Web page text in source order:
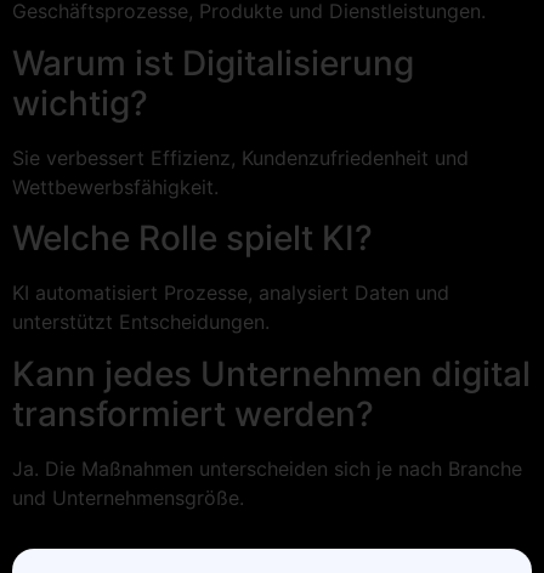
Geschäftsprozesse, Produkte und Dienstleistungen.
Warum ist Digitalisierung
wichtig?
Sie verbessert Effizienz, Kundenzufriedenheit und
Wettbewerbsfähigkeit.
Welche Rolle spielt KI?
KI automatisiert Prozesse, analysiert Daten und
unterstützt Entscheidungen.
Kann jedes Unternehmen digital
transformiert werden?
Ja. Die Maßnahmen unterscheiden sich je nach Branche
und Unternehmensgröße.